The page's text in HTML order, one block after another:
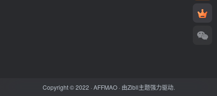
Copyright © 2022 ·AFFMAO· 由Zibll主题强力驱动.